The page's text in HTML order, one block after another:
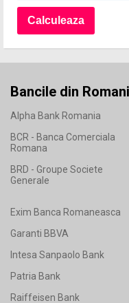
Bancile din
Alpha Bank Romania
BCR - Banca Comerciala
Romana
BRD - Groupe Societe
Generale
Exim Banca Romaneasca
Garanti BBVA
Intesa Sanpaolo Bank
Patria Bank
Raiffeisen Bank